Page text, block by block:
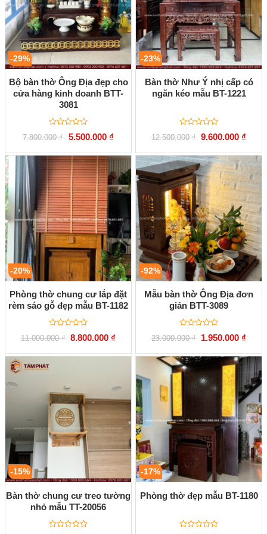
-29%
Bộ bàn thờ Ông Địa đẹp cho
cửa hàng kinh doanh BTT-
3081
Được
xếp
0
5
sao
7.800.000₫ Giá
là:
7.800.000 ₫.
5.500.000 ₫Giá
tại
là:
5.500.000 ₫.
-23%
Bàn thờ Như Ý nhị cấp có
ngăn kéo mẫu BT-1221
Được
xếp
0
sao
12.500.000₫ Giá
là:
12.500.000 ₫.
9.600.000 ₫
tại
là:
-20%
Phòng thờ chung cư lắp đặt
rèm sáo gỗ đẹp mẫu BT-1182
Được
xếp
0
5
sao
11.000.000₫ Giá
là:
8.800.000 ₫
tại
-92%
Mẫu bàn thờ Ông Địa đơn
giản BTT-3089
Được
xếp
0
5
sao
23.000.000₫
Giá
là:
23.000.000 ₫.
1.950.000 ₫
tại
là:
-15%
Bàn thờ chung cư treo tường
nhỏ mẫu TT-20056
-17%
Phòng thờ đẹp mẫu BT-1180